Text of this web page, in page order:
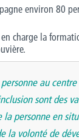
environ 80
en charge la
au
sont des
personne en
la volonté de